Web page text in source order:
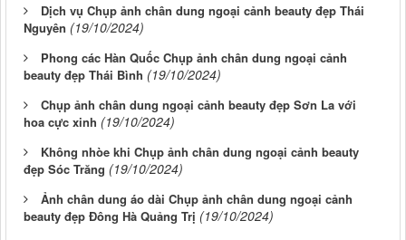
Dịch vụ Chụp ảnh chân dung ngoại cảnh beauty đẹp Thái
Nguyên (19/10/2024)
Phong các Hàn Quốc Chụp ảnh chân dung ngoại cảnh
beauty đẹp Thái Bình (19/10/2024)
Chụp ảnh chân dung ngoại cảnh beauty đẹp Sơn La với
hoa cực xinh (19/10/2024)
Không nhòe khi Chụp ảnh chân dung ngoại cảnh beauty
đẹp Sóc Trăng (19/10/2024)
Ảnh chân dung áo dài Chụp ảnh chân dung ngoại cảnh
beauty đẹp Đông Hà Quảng Trị (19/10/2024)